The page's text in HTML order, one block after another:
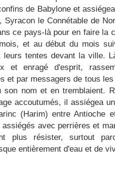
de Babylone et
Syracon le Connétable de
ce pays-là pour en faire la
et au début du mois
leurs tentes devant la ville.
et enragé d'esprit,
et par messagers de tous
son nom et en tremblaient.
accoutumés, il assiégea
(Harim) entre Antioche
avec perrières et
plus résister, surtout
entièrement d'eau et de